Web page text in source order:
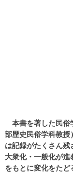
本書を著した民俗
部歴史民俗学科教授
は記録がたくさん
大衆化・一般化が
をもとに変化をた